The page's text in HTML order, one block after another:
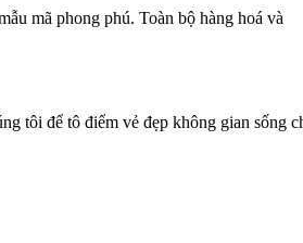
mã phong phú. Toàn bộ hàng hoá và
tôi để tô điểm vẻ đẹp không gian sống